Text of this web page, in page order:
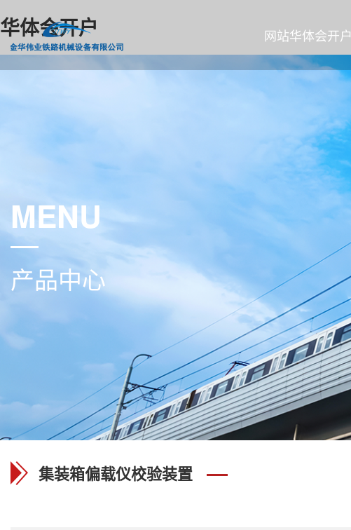
华体会开户 网站华体会开户
MENU
产品中心
集装箱偏载仪校验装置